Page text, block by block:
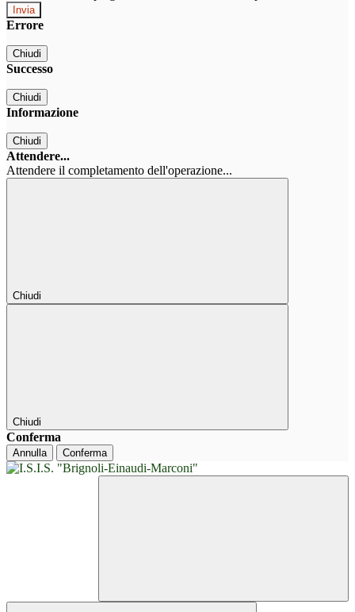
Errore
Chiudi
Successo
Chiudi
Informazione
Chiudi
Attendere...
Attendere il completamento dell'operazione...
Chiudi
Chiudi
Conferma
Annulla Conferma